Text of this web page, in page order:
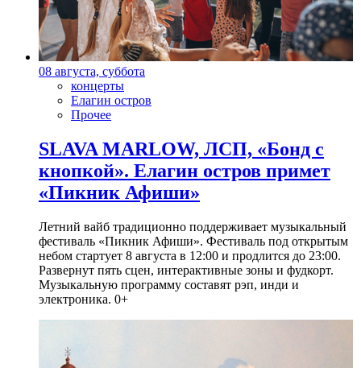
08 августа, суббота
концерты
Елагин остров
Прочее
SLAVA MARLOW, ЛСП, «Бонд с
кнопкой». Елагин остров примет
«Пикник Афиши»
Летний вайб традиционно поддерживает музыкальный
фестиваль «Пикник Афиши». Фестиваль под открытым
небом стартует 8 августа в 12:00 и продлится до 23:00.
Развернут пять сцен, интерактивные зоны и фудкорт.
Музыкальную программу составят рэп, инди и
электроника. 0+